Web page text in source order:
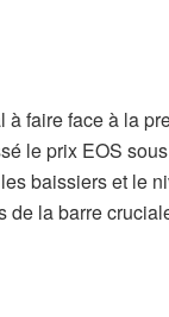
faire face à la
le prix EOS
baissiers et le
de la barre